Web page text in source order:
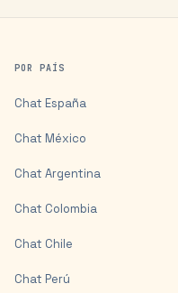
POR PAÍS
Chat España
Chat México
Chat Argentina
Chat Colombia
Chat Chile
Chat Perú